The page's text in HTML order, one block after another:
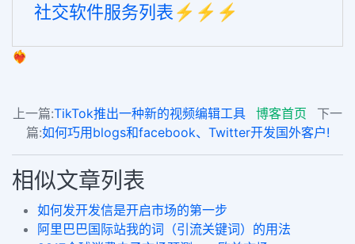
社交软件服务列表⚡️⚡️⚡️
❤️‍🔥
上一篇:TikTok推出一种新的视频编辑工具 博客首页
下一
篇:如何巧用blogs和facebook、Twitter开发国外客户!
相似文章列表
如何发开发信是开启市场的第一步
阿里巴巴国际站我的词（引流关键词）的用法